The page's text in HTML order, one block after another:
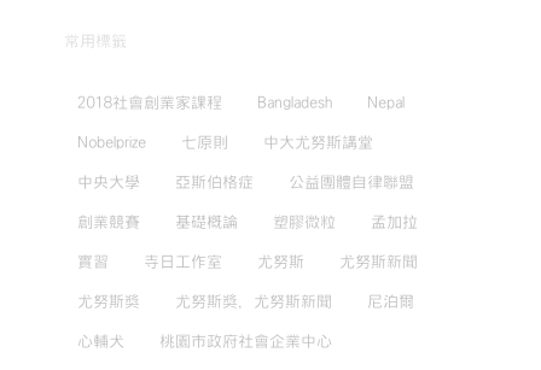
常用標籤
2018社會創業家課程 Bangladesh Nepal
Nobelprize 七原則 中大尤努斯講堂
中央大學 亞斯伯格症 公益團體自律聯盟
創業競賽 基礎概論 塑膠微粒 孟加拉
實習 寺日工作室 尤努斯 尤努斯新聞
尤努斯獎 尤努斯獎，尤努斯新聞 尼泊爾
心輔犬 桃園市政府社會企業中心